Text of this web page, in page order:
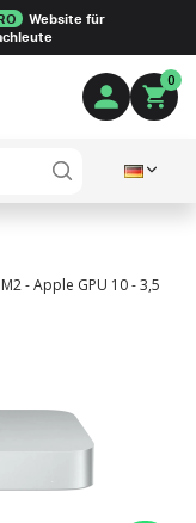
Website für
0
- Apple GPU 10 - 3,5 Ghz